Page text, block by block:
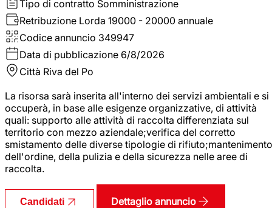
Tipo di contratto Somministrazione
Retribuzione Lorda 19000 - 20000 annuale
Codice annuncio 349947
Data di pubblicazione 6/8/2026
Città Riva del Po
La risorsa sarà inserita all'interno dei servizi ambientali e si
occuperà, in base alle esigenze organizzative, di attività
quali: supporto alle attività di raccolta differenziata sul
territorio con mezzo aziendale;verifica del corretto
smistamento delle diverse tipologie di rifiuto;mantenimento
dell'ordine, della pulizia e della sicurezza nelle aree di
raccolta.
Candidati Dettaglio annuncio